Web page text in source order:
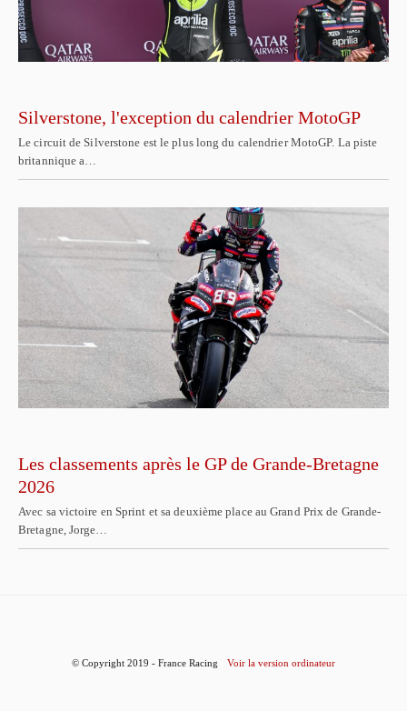
Silverstone, l'exception du calendrier MotoGP
Le circuit de Silverstone est le plus long du calendrier MotoGP. La piste
britannique a…
Les classements après le GP de Grande-Bretagne
2026
Avec sa victoire en Sprint et sa deuxième place au Grand Prix de Grande-
Bretagne, Jorge…
© Copyright 2019 - France Racing Voir la version ordinateur